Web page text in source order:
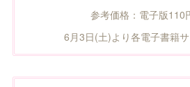
参考価格：電子版110
6月3日(土)より各電子書籍